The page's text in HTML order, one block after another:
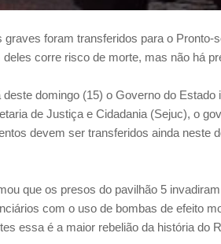
foram transferidos para o Pronto-
corre risco de morte, mas não há
domingo (15) o Governo do
de Justiça e Cidadania (Sejuc), o
devem ser transferidos ainda neste
que os presos do pavilhão 5
com o uso de bombas de efeito
essa é a maior rebelião da história do